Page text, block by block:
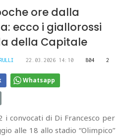
ore dalla
ecco i giallorossi
della Capitale
22.03.2026 14:10 804 2
Whatsapp
i convocati di Di Francesco per
alle 18 allo stadio “Olimpico”